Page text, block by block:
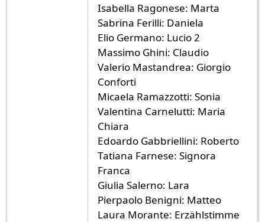
Isabella Ragonese: Marta
Sabrina Ferilli: Daniela
Elio Germano: Lucio 2
Massimo Ghini: Claudio
Valerio Mastandrea: Giorgio
Conforti
Micaela Ramazzotti: Sonia
Valentina Carnelutti: Maria
Chiara
Edoardo Gabbriellini: Roberto
Tatiana Farnese: Signora
Franca
Giulia Salerno: Lara
Pierpaolo Benigni: Matteo
Laura Morante: Erzählstimme